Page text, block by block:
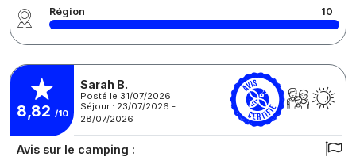
Région 10
8,82 /10
Sarah B.
Posté le 31/07/2026
Séjour : 23/07/2026 -
28/07/2026
Avis sur le camping :